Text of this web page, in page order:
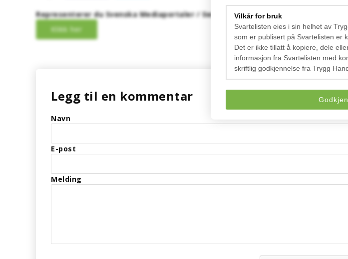
Representerer du Svenska Mediaportaler / Swemedia Portals OÜ og mener at
Vilkår for bruk
Svartelisten eies i sin helhet av
som er publisert på Svartelisten er
Det er ikke tillatt å kopiere, dele
informasjon fra Svartelisten med
skriftlig godkjennelse fra Trygg
Legg til en kommentar
Navn
E-post
Melding